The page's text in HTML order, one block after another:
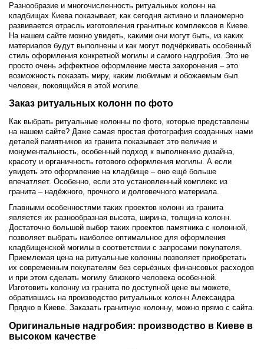
Разнообразие и многочисленность ритуальных колонн на
кладбищах Киева показывает, как сегодня активно и планомерно
развивается отрасль изготовления гранитных комплексов в Киеве.
На нашем сайте можно увидеть, какими они могут быть, из каких
материалов будут выполнены и как могут подчёркивать особенный
стиль оформления конкретной могилы и самого надгробия. Это не
просто очень эффектное оформление места захоронения – это
возможность показать миру, каким любимым и обожаемым был
человек, покоящийся в этой могиле.
Заказ ритуальных колонн по фото
Как выбрать ритуальные колонны по фото, которые представлены
на нашем сайте? Даже самая простая фотография созданных нами
деталей памятников из гранита показывает это величие и
монументальность, особенный подход к выполнению дизайна,
красоту и органичность готового оформления могилы. А если
увидеть это оформление на кладбище – оно ещё больше
впечатляет. Особенно, если это установленный комплекс из
гранита – надёжного, прочного и долговечного материала.
Главными особенностями таких проектов колонн из гранита
является их разнообразная высота, ширина, толщина колонн.
Достаточно большой выбор таких проектов памятника с колонной,
позволяет выбрать наиболее оптимальное для оформления
кладбищенской могилы в соответствии с запросами покупателя.
Приемлемая цена на ритуальные колонны позволяет приобретать
их современным покупателям без серьёзных финансовых расходов
и при этом сделать могилу близкого человека особенной.
Изготовить колонну из гранита по доступной цене вы можете,
обратившись на производство ритуальных колонн Александра
Прядко в Киеве. Заказать гранитную колонну, можно прямо с сайта.
Оригинальные надгробия: производство в Киеве в
высоком качестве